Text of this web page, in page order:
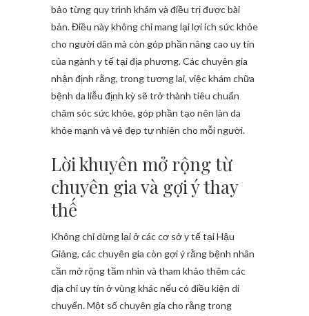
bảo từng quy trình khám và điều trị được bài
bản. Điều này không chỉ mang lại lợi ích sức khỏe
cho người dân mà còn góp phần nâng cao uy tín
của ngành y tế tại địa phương. Các chuyên gia
nhận định rằng, trong tương lai, việc khám chữa
bệnh da liễu định kỳ sẽ trở thành tiêu chuẩn
chăm sóc sức khỏe, góp phần tạo nên làn da
khỏe mạnh và vẻ đẹp tự nhiên cho mỗi người.
Lời khuyên mở rộng từ
chuyên gia và gợi ý thay
thế
Không chỉ dừng lại ở các cơ sở y tế tại Hậu
Giảng, các chuyên gia còn gợi ý rằng bệnh nhân
cần mở rộng tầm nhìn và tham khảo thêm các
địa chỉ uy tín ở vùng khác nếu có điều kiện di
chuyển. Một số chuyên gia cho rằng trong